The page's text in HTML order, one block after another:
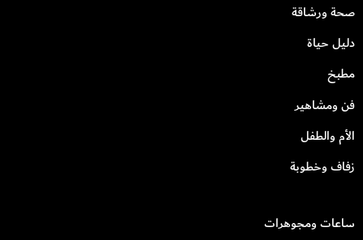
صحة ورشاقة
دليل حياة
مطبخ
فن ومشاهير
الأم والطفل
زفاف وخطوبة
ساعات ومجوهرات